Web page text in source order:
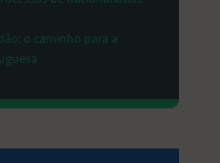
o caminho para a